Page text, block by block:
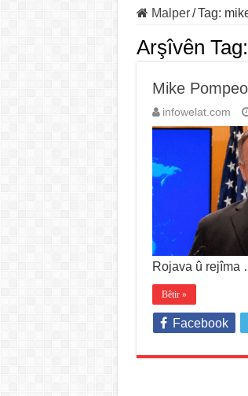
Malper / Tag:
Arşîvên Tag:
Mike
infowelat.com
Rojava û rejîma
Bêtir »
Facebook